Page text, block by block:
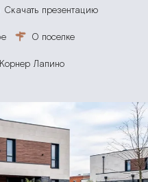
Скачать презентацию
О поселке
Лапино